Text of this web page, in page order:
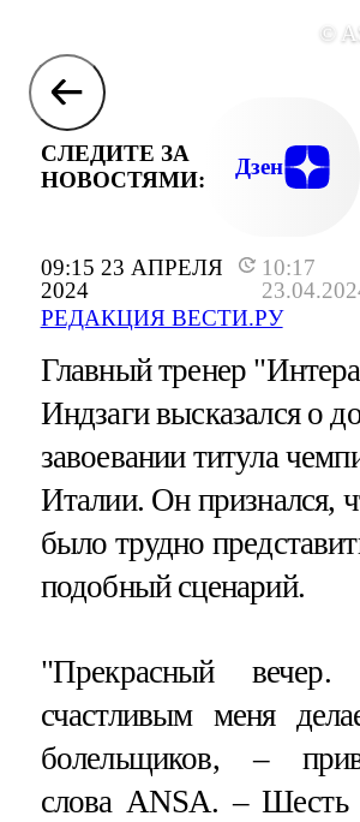
09:15 23 АПРЕЛЯ
2024
10:17
РЕДАКЦИЯ ВЕСТИ.РУ
©
СЛЕДИТЕ ЗА
НОВОСТЯМИ:
Дзен
Главный тренер
Индзаги высказался о
завоевании титула
Италии. Он признался,
было трудно
подобный сценарий.
"Прекрасный вечер.
счастливым меня
болельщиков, –
слова ANSA. – Шесть